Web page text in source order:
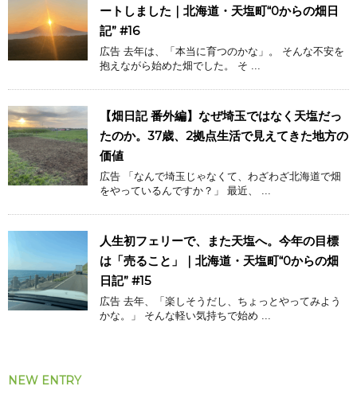
ートしました｜北海道・天塩町“0からの畑日
記” #16
広告 去年は、「本当に育つのかな」。 そんな不安を
抱えながら始めた畑でした。 そ ...
【畑日記 番外編】なぜ埼玉ではなく天塩だっ
たのか。37歳、2拠点生活で見えてきた地方の
価値
広告 「なんで埼玉じゃなくて、わざわざ北海道で畑
をやっているんですか？」 最近、 ...
人生初フェリーで、また天塩へ。今年の目標
は「売ること」｜北海道・天塩町“0からの畑
日記” #15
広告 去年、「楽しそうだし、ちょっとやってみよう
かな。」 そんな軽い気持ちで始め ...
NEW ENTRY